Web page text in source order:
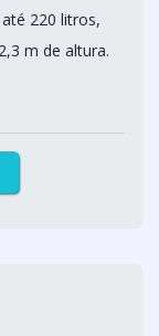
220 litros,
m de altura.